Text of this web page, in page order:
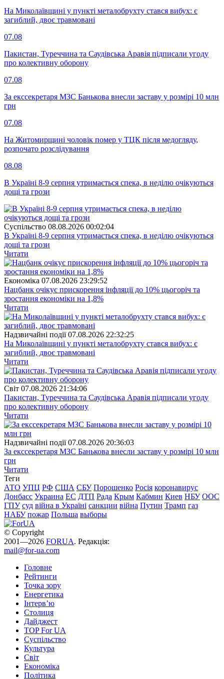
На Миколаївщині у пункті металобрухту стався вибух: є
загиблий, двоє травмовані
07.08
Пакистан, Туреччина та Саудівська Аравія підписали угоду
про колективну оборону
07.08
За екссекретаря МЗС Банькова внесли заставу у розмірі 10 млн
грн
07.08
На Житомирщині чоловік помер у ТЦК після медогляду,
розпочато розслідування
08.08
В Україні 8-9 серпня утримається спека, в неділю очікуються
дощі та грози
Суспiльство 08.08.2026 00:02:04
В Україні 8-9 серпня утримається спека, в неділю очікуються
дощі та грози
Читати
Економіка 07.08.2026 23:29:52
Нацбанк очікує прискорення інфляції до 10% цьогоріч та
зростання економіки на 1,8%
Читати
Надзвичайні події 07.08.2026 22:32:25
На Миколаївщині у пункті металобрухту стався вибух: є
загиблий, двоє травмовані
Читати
Свiт 07.08.2026 21:34:06
Пакистан, Туреччина та Саудівська Аравія підписали угоду
про колективну оборону
Читати
Надзвичайні події 07.08.2026 20:36:03
За екссекретаря МЗС Банькова внесли заставу у розмірі 10 млн
грн
Читати
Теги
АТО УПЦ РФ США СБУ Порошенко Росія коронавирус
Донбасс Украина ЕС ДТП Рада Крым Кабмин Киев НБУ ООС
ГПУ суд війна в Україні санкции війна Путин Трамп газ
НАБУ пожар Польша выборы
© Copyright
2001—2026 FORUA. Редакція:
mail@for-ua.com
Головне
Рейтинги
Точка зору
Енергетика
Інтерв’ю
Столиця
Дайджест
TOP For UA
Суспiльство
Культура
Світ
Економіка
Політика